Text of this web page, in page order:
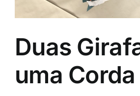
Duas
uma Corda